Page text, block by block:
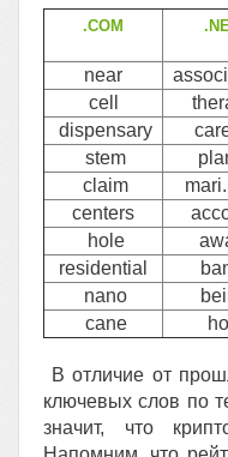
.COM
near
cell
dispensary
stem
claim
centers
hole
residential
nano
cane
В отличие от
ключевых слов по
значит, что